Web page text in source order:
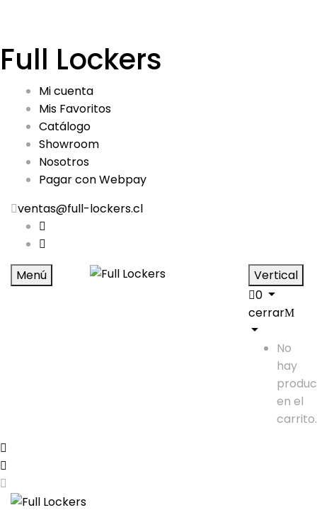
Full Lockers
Mi cuenta
Mis Favoritos
Catálogo
Showroom
Nosotros
Pagar con Webpay
ventas@full-lockers.cl
Menú
Vertical
0
cerrar
No
hay
en el
carrito.